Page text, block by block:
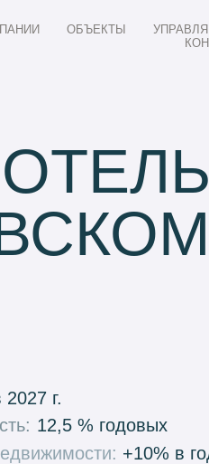
ОБЪЕКТЫ
2027 г.
+10% в
12,5 % годовых